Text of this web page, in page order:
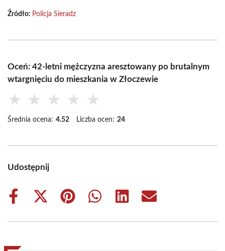
Źródło: Policja Sieradz
Oceń: 42-letni mężczyzna aresztowany po brutalnym
wtargnięciu do mieszkania w Złoczewie
★ ★ ★ ★ ★
Średnia ocena: 4.52 Liczba ocen: 24
Udostępnij
Share
Share
(Twitter)
Share
Share
Share
Share